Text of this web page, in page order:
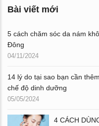
Bài viết mới
5 cách chăm sóc da nám
Đông
04/11/2024
14 lý do tại sao bạn cần
chế độ dinh dưỡng
05/05/2024
4 CÁCH